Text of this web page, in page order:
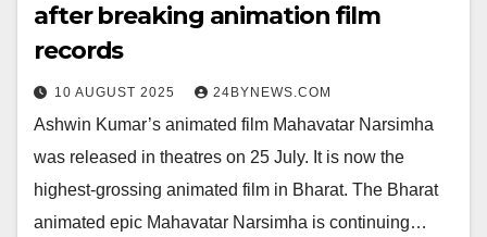
after breaking animation film
records
10 AUGUST 2025 24BYNEWS.COM
Ashwin Kumar’s animated film Mahavatar Narsimha
was released in theatres on 25 July. It is now the
highest-grossing animated film in Bharat. The Bharat
animated epic Mahavatar Narsimha is continuing…